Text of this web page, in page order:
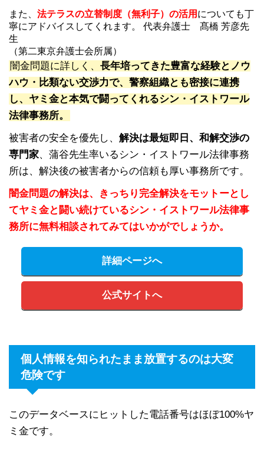
また、 法テラスの立替制度（無利子）の活用 についても丁
寧にアドバイスしてくれます。 代表弁護士 髙橋 芳彦先
生
（第二東京弁護士会所属）
闇金問題に詳しく、 長年培ってきた豊富な経験とノウ
ハウ・比類ない交渉力で、警察組織とも密接に連携
し、ヤミ金と本気で闘ってくれるシン・イストワール
法律事務所。
被害者の安全を優先し、 解決は最短即日、和解交渉の
専門家、蒲谷先生率いるシン・イストワール法律事務
所は、解決後の被害者からの信頼も厚い事務所です。
闇金問題の解決は、きっちり完全解決をモットーとし
てヤミ金と闘い続けているシン・イストワール法律事
務所に無料相談されてみてはいかがでしょうか。
詳細ページへ
公式サイトへ
個人情報を知られたまま放置するのは大変
危険です
このデータベースにヒットした電話番号はほぼ100%ヤ
ミ金です。